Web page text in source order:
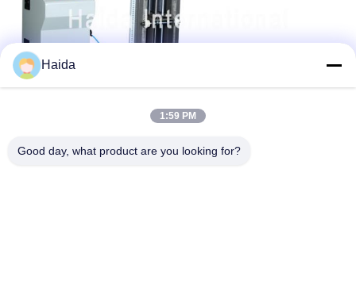
Haida
1:59 PM
Good day, what product are you looking for?